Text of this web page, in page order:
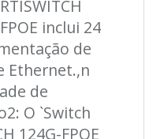
inclui 24
de
Ethernet.,n
de
O `Switch
124G-FPOE